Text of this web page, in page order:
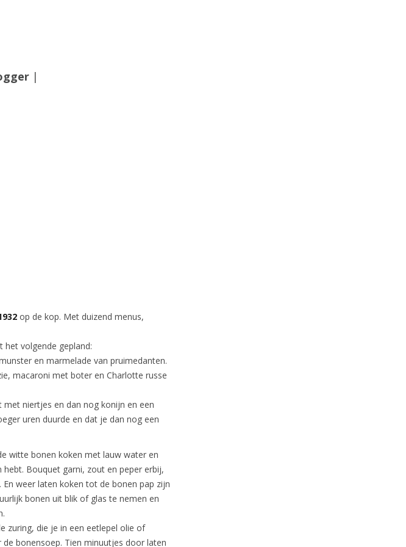
|
op de kop. Met duizend menus,
volgende gepland:
en marmelade van pruimedanten.
macaroni met boter en Charlotte russe
niertjes en dan nog konijn en een
uren duurde en dat je dan nog een
witte bonen koken met lauw water en
Bouquet garni, zout en peper erbij,
weer laten koken tot de bonen pap zijn
bonen uit blik of glas te nemen en
zuring, die je in een eetlepel olie of
bonensoep. Tien minuutjes door laten